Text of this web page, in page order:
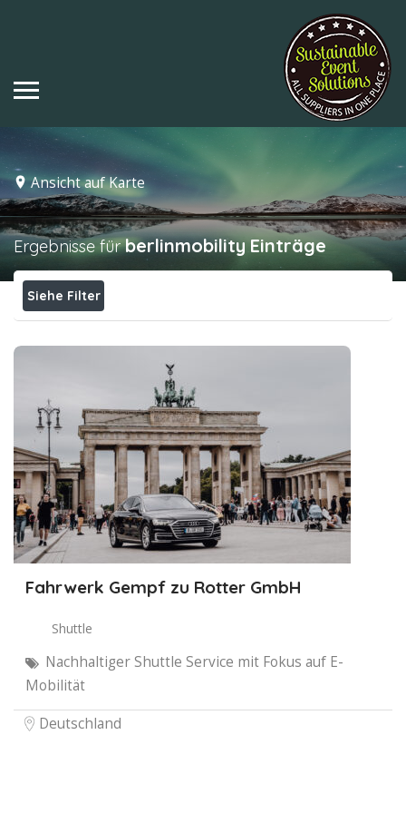
Ansicht auf Karte
Ergebnisse fürberlinmobility Einträge
Siehe Filter
Fahrwerk Gempf zu Rotter GmbH
Shuttle
Nachhaltiger Shuttle Service mit Fokus auf E-
Mobilität
Deutschland